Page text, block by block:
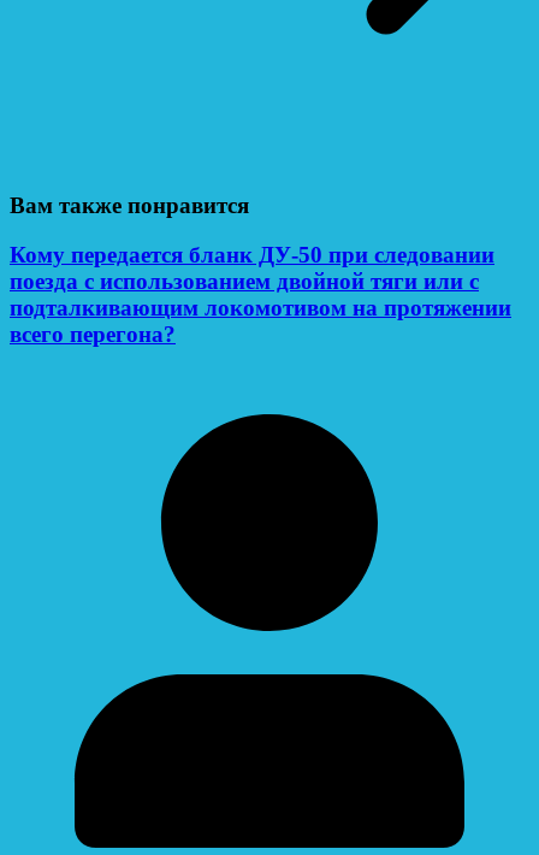
Вам также понравится
Кому передается бланк ДУ-50 при следовании
поезда с использованием двойной тяги или с
подталкивающим локомотивом на протяжении
всего перегона?